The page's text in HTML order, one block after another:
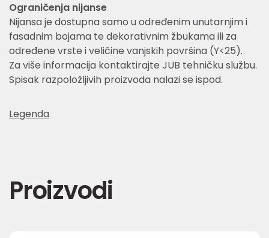
Ograničenja nijanse
Nijansa je dostupna samo u određenim unutarnjim i
fasadnim bojama te dekorativnim žbukama ili za
određene vrste i veličine vanjskih površina (Y<25).
Za više informacija kontaktirajte JUB tehničku službu.
Spisak razpoložljivih proizvoda nalazi se ispod.
Legenda
Proizvodi